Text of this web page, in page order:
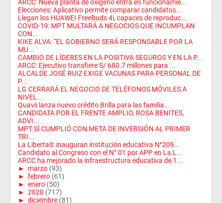
ARCC: Nueva planta de oxígeno entra en funcionamie...
Elecciones: Aplicativo permite comparar candidatos...
Llegan los HUAWEI FreeBuds 4i, capaces de reproduc...
COVID-19: MPT MULTARÁ A NEGOCIOS QUE INCUMPLAN
CON...
KIKE ALVA: “EL GOBIERNO SERÁ RESPONSABLE POR LA
MU...
CAMBIO DE LÍDERES EN LA POSITIVA SEGUROS Y EN LA P...
ARCC: Ejecutivo transfiere S/ 680.7 millones para ...
ALCALDE JOSÉ RUIZ EXIGE VACUNAS PARA PERSONAL DE
P...
LG CERRARÁ EL NEGOCIO DE TELÉFONOS MÓVILES A
NIVEL...
Quavii lanza nuevo crédito Brilla para las familia...
CANDIDATA POR EL FRENTE AMPLIO, ROSA BENITES,
ADVI...
MPT SÍ CUMPLIÓ CON META DE INVERSIÓN AL PRIMER
TRI...
La Libertad: inauguran institución educativa N°209...
Candidato al Congreso con el N° 01 por APP en La L...
ARCC ha mejorado la infraestructura educativa de 1...
► marzo (93)
► febrero (61)
► enero (50)
► 2020 (717)
► diciembre (81)